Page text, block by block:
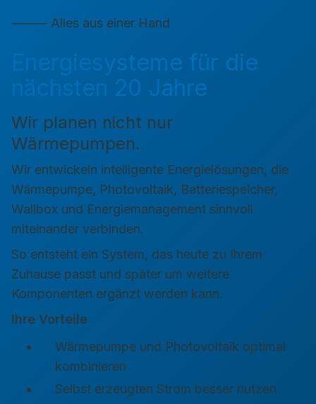
⸻ Alles aus einer Hand
Energiesysteme für die
nächsten 20 Jahre
Wir planen nicht nur
Wärmepumpen.
Wir entwickeln intelligente Energielösungen, die
Wärmepumpe, Photovoltaik, Batteriespeicher,
Wallbox und Energiemanagement sinnvoll
miteinander verbinden.
So entsteht ein System, das heute zu Ihrem
Zuhause passt und später um weitere
Komponenten ergänzt werden kann.
Ihre Vorteile
Wärmepumpe und Photovoltaik optimal
kombinieren
Selbst erzeugten Strom besser nutzen